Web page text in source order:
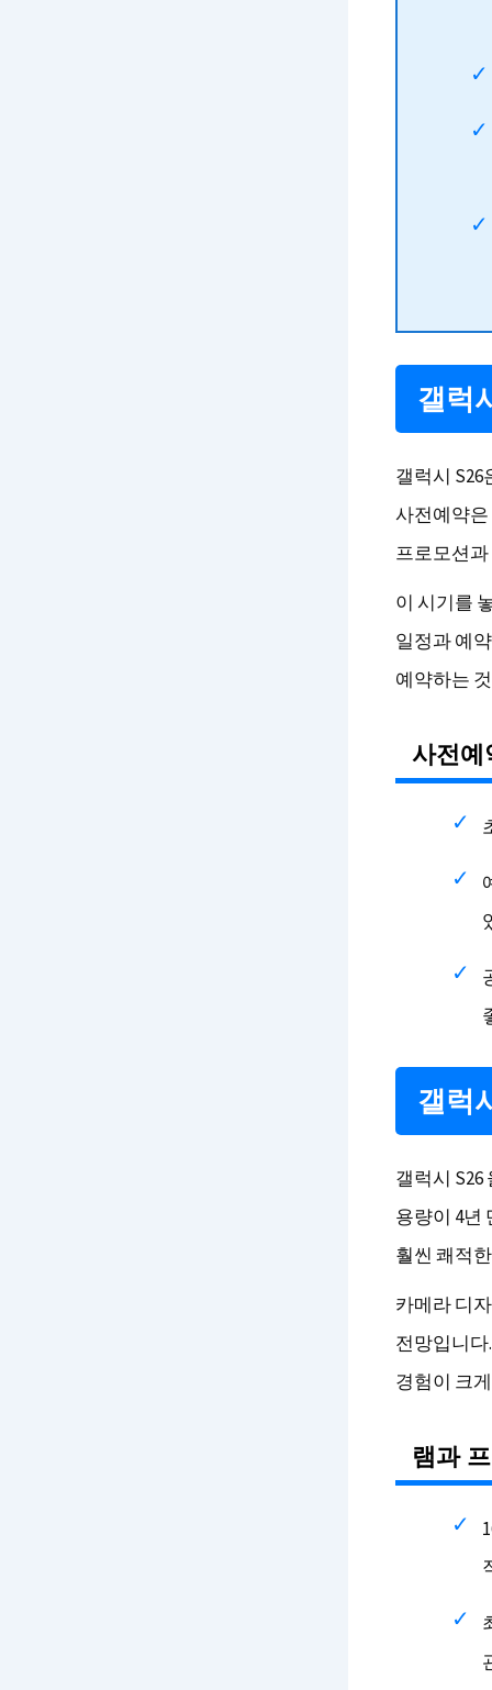
갤럭
갤럭시
사전예약은
프로모션
이 시기를
일정과 예
예약하는
사전예
갤럭
갤럭시 S26
용량이 4년
훨씬 쾌적
카메라 디
전망입니
경험이 크
램과